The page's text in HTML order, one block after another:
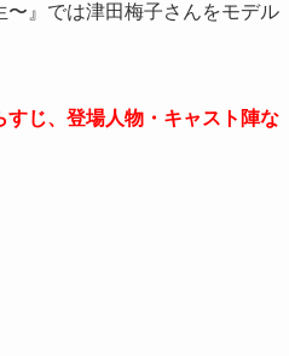
』では津田梅子さんをモデル
じ、登場人物・キャスト陣な